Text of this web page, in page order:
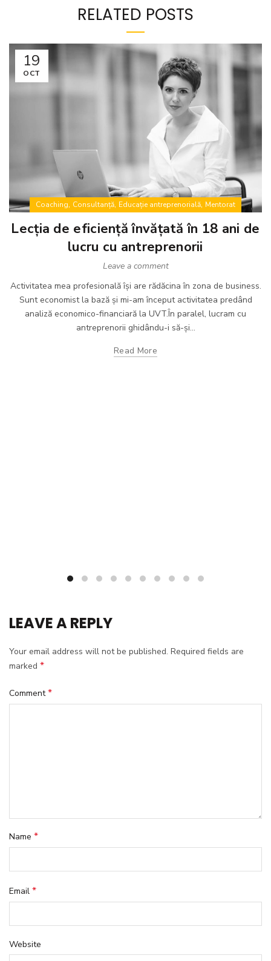
RELATED POSTS
19
OCT
Coaching, Consultanță, Educație antreprenorială, Mentorat
Lecția de eficiență învățată în 18 ani de
lucru cu antreprenorii
Leave a comment
Activitatea mea profesională își are rădăcina în zona de business.
Sunt economist la bază și mi-am început activitatea predând
analiză economico-financiară la UVT.În paralel, lucram cu
antreprenorii ghidându-i să-și...
Read More
LEAVE A REPLY
Your email address will not be published. Required fields are
marked *
Comment*
Name *
Email *
Website